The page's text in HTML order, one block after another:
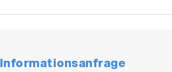
Informationsanfrage